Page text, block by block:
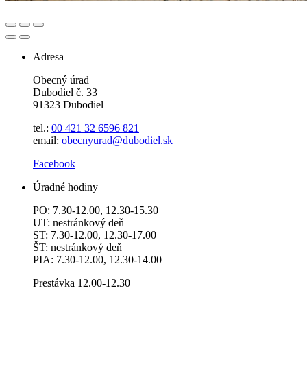
Adresa
Obecný úrad
Dubodiel č. 33
91323 Dubodiel
tel.: 00 421 32 6596 821
email: obecnyurad@dubodiel.sk
Facebook
Úradné hodiny
PO: 7.30-12.00, 12.30-15.30
UT: nestránkový deň
ST: 7.30-12.00, 12.30-17.00
ŠT: nestránkový deň
PIA: 7.30-12.00, 12.30-14.00
Prestávka 12.00-12.30